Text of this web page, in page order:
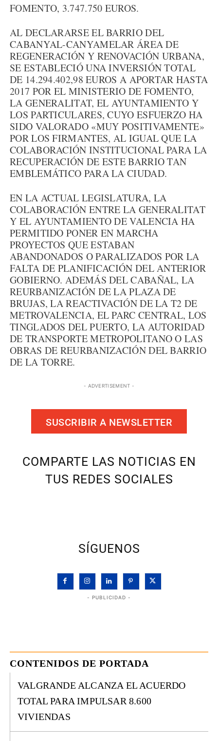
FOMENTO, 3.747.750 EUROS.
AL DECLARARSE EL BARRIO DEL
CABANYAL-CANYAMELAR ÁREA DE
REGENERACIÓN Y RENOVACIÓN URBANA,
SE ESTABLECIÓ UNA INVERSIÓN TOTAL
DE 14.294.402,98 EUROS A APORTAR HASTA
2017 POR EL MINISTERIO DE FOMENTO,
LA GENERALITAT, EL AYUNTAMIENTO Y
LOS PARTICULARES, CUYO ESFUERZO HA
SIDO VALORADO «MUY POSITIVAMENTE»
POR LOS FIRMANTES, AL IGUAL QUE LA
COLABORACIÓN INSTITUCIONAL PARA LA
RECUPERACIÓN DE ESTE BARRIO TAN
EMBLEMÁTICO PARA LA CIUDAD.
EN LA ACTUAL LEGISLATURA, LA
COLABORACIÓN ENTRE LA GENERALITAT
Y EL AYUNTAMIENTO DE VALENCIA HA
PERMITIDO PONER EN MARCHA
PROYECTOS QUE ESTABAN
ABANDONADOS O PARALIZADOS POR LA
FALTA DE PLANIFICACIÓN DEL ANTERIOR
GOBIERNO. ADEMÁS DEL CABAÑAL, LA
REURBANIZACIÓN DE LA PLAZA DE
BRUJAS, LA REACTIVACIÓN DE LA T2 DE
METROVALENCIA, EL PARC CENTRAL, LOS
TINGLADOS DEL PUERTO, LA AUTORIDAD
DE TRANSPORTE METROPOLITANO O LAS
OBRAS DE REURBANIZACIÓN DEL BARRIO
DE LA TORRE.
- ADVERTISEMENT -
SUSCRIBIR A NEWSLETTER
COMPARTE LAS NOTICIAS EN
TUS REDES SOCIALES
SÍGUENOS
- PUBLICIDAD -
CONTENIDOS DE PORTADA
VALGRANDE ALCANZA EL ACUERDO
TOTAL PARA IMPULSAR 8.600
VIVIENDAS